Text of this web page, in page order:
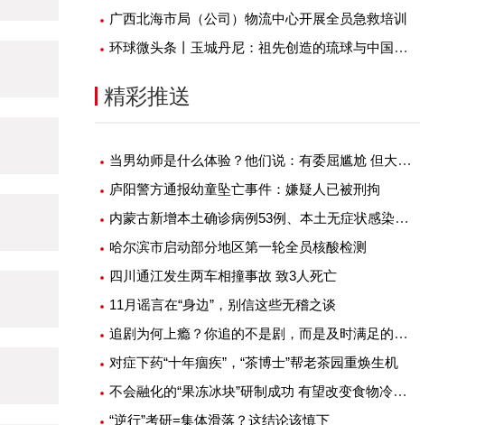
广西北海市局（公司）物流中心开展全员急救培训
环球微头条丨玉城丹尼：祖先创造的琉球与中国之间的联系，要坚定不移地保持下去
精彩推送
当男幼师是什么体验？他们说：有委屈尴尬 但大部分是幸福
庐阳警方通报幼童坠亡事件：嫌疑人已被刑拘
内蒙古新增本土确诊病例53例、本土无症状感染者1例
哈尔滨市启动部分地区第一轮全员核酸检测
四川通江发生两车相撞事故 致3人死亡
11月谣言在“身边”，别信这些无稽之谈
追剧为何上瘾？你追的不是剧，而是及时满足的快感
对症下药“十年痼疾”，“茶博士”帮老茶园重焕生机
不会融化的“果冻冰块”研制成功 有望改变食物冷藏方式
“逆行”考研=集体滑落？这结论该慎下